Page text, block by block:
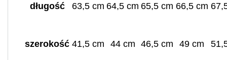
długość 63,5 cm 64,5 cm 65,5 cm 66,5 cm
szerokość 41,5 cm 44 cm 46,5 cm 49 cm